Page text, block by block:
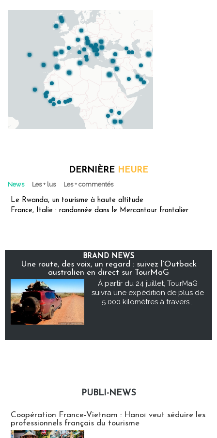
DERNIÈRE HEURE
News Les + lus Les + commentés
Le Rwanda, un tourisme à haute altitude
France, Italie : randonnée dans le Mercantour frontalier
BRAND NEWS
Une route, des voix, un regard : suivez l’Outback
australien en direct sur TourMaG
À partir du 24 juillet, TourMaG
suivra une expédition de plus de
5 000 kilomètres à travers...
PUBLI-NEWS
Coopération France-Vietnam : Hanoï veut séduire les
professionnels français du tourisme